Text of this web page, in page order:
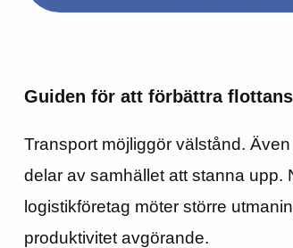
Guiden för att förbättra
Transport möjliggör välstånd.
delar av samhället att stanna upp.
logistikföretag möter större
produktivitet avgörande.